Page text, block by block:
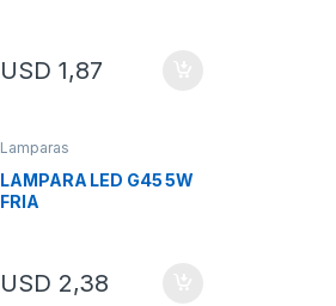
USD 1,87
Lamparas
LAMPARA LED G45 5W
FRIA
USD 2,38